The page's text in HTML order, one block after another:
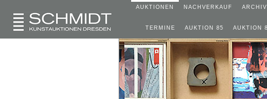
AUKTIONEN NACHVERKAUF ARCHIV
TERMINE AUKTION 85 AUKTION